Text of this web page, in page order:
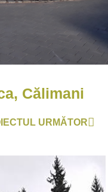
Călimani
URMĂTOR